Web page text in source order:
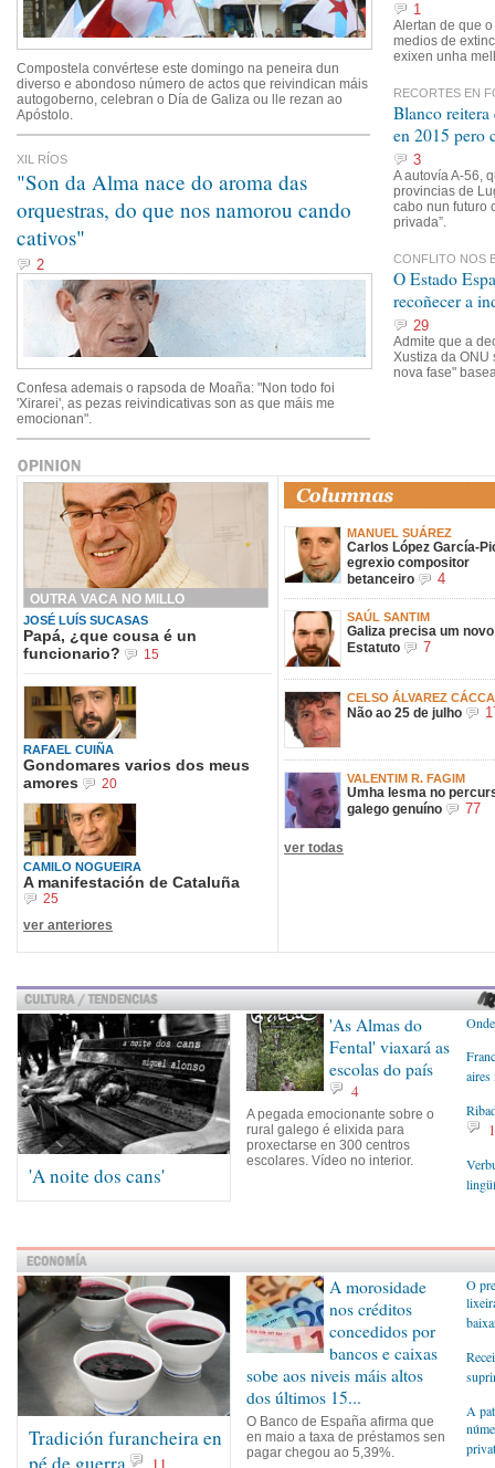
Compostela convértese este domingo na peneira dun
diverso e abondoso número de actos que reivindican máis
autogoberno, celebran o Día de Galiza ou lle rezan ao
Apóstolo.
XIL RÍOS
"Son da Alma nace do aroma das
orquestras, do que nos namorou cando
cativos"
2
Confesa ademais o rapsoda de Moaña: "Non todo foi
'Xirarei', as pezas reivindicativas son as que máis me
emocionan".
1
Alertan de que
medios de
exixen unha
RECORTES EN
Blanco reitera
en 2015 pero
3
A autovía A-56,
provincias de
cabo nun futuro
privada”.
CONFLITO NOS
O Estado
recoñecer a
29
Admite que a
Xustiza da ONU
nova fase"
OUTRA VACA NO MILLO
JOSÉ LUÍS SUCASAS
Papá, ¿que cousa é un
funcionario?
15
RAFAEL CUIÑA
Gondomares varios dos meus
amores
20
CAMILO NOGUEIRA
A manifestación de Cataluña
25
ver anteriores
MANUEL SUÁREZ
Carlos López García-
egrexio compositor
betanceiro
4
SAÚL SANTIM
Galiza precisa um novo
Estatuto
7
CELSO ÁLVAREZ
Não ao 25 de julho
VALENTIM R. FAGIM
Umha lesma no
galego genuíno
77
ver todas
'A noite dos cans'
'As Almas do
Fental' viaxará as
escolas do país
4
A pegada emocionante sobre o
rural galego é elixida para
proxectarse en 300 centros
escolares. Vídeo no interior.
aires
1
Tradición furancheira en
A morosidade
nos créditos
concedidos por
bancos e caixas
sobe aos niveis máis altos
dos últimos 15...
O Banco de España afirma que
en maio a taxa de préstamos sen
pagar chegou ao 5,39%.
O
A